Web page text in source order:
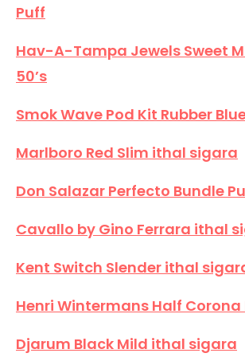
Puff
Hav-A-Tampa Jewels Sweet
50’s
Smok Wave Pod Kit Rubber
Marlboro Red Slim ithal sigara
Don Salazar Perfecto Bundle
Cavallo by Gino Ferrara ithal
Kent Switch Slender ithal
Henri Wintermans Half Corona
Djarum Black Mild ithal sigara